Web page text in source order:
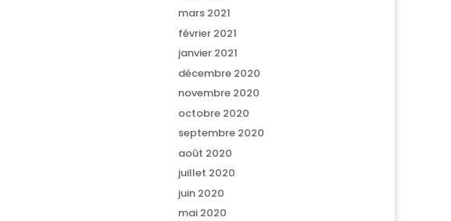
mars 2021
février 2021
janvier 2021
décembre 2020
novembre 2020
octobre 2020
septembre 2020
août 2020
juillet 2020
juin 2020
mai 2020